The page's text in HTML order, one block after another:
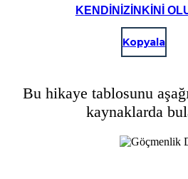
KENDINIZINKINI
Kopyala
Bu hikaye tablosunu
kaynaklarda